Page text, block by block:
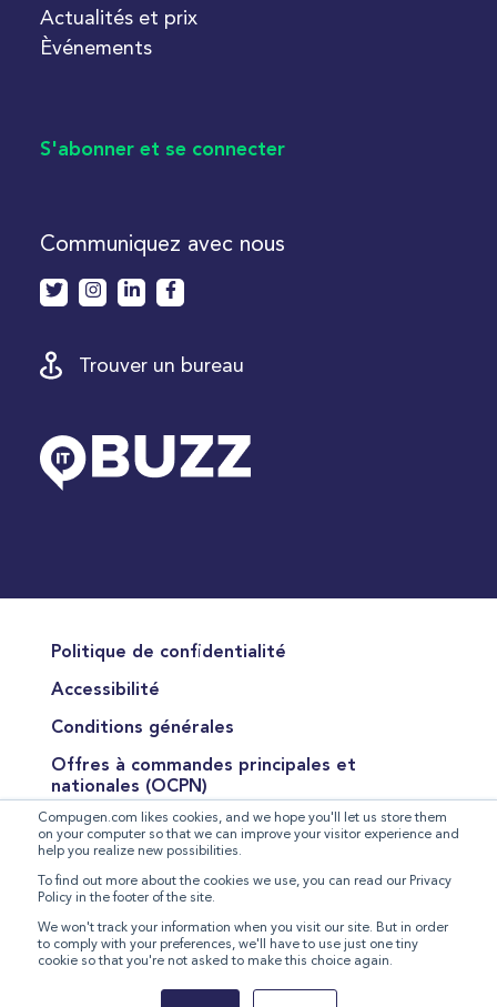
Compugen.com likes cookies, and we hope you'll let us store them
on your computer so that we can improve your visitor experience and
help you realize new possibilities.
To find out more about the cookies we use, you can read our Privacy
Policy in the footer of the site.
We won't track your information when you visit our site. But in order
to comply with your preferences, we'll have to use just one tiny
cookie so that you're not asked to make this choice again.
Actualités et prix
Èvénements
S'abonner et se connecter
Communiquez avec nous
Trouver un bureau
Politique de confidentialité
Accessibilité
Conditions générales
Offres à commandes principales et
nationales (OCPN)
Conditions de vente des produits
Conditions pour la fourniture de services
Déclaration relative à l'esclavage moderne
2026 Compugen Inc. All rights reserved.